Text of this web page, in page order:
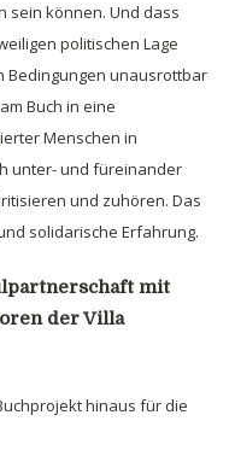
sein können. Und dass
politischen Lage
Bedingungen unausrottbar
Buch in eine
Menschen in
unter- und füreinander
und zuhören. Das
solidarische Erfahrung.
mit
der Villa
hinaus für die